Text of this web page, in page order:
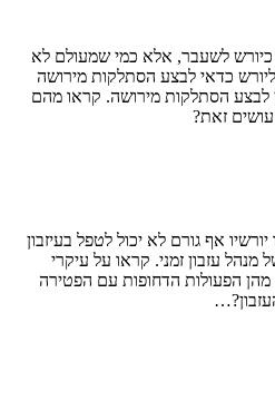
לשעבר, אלא כמי שמעולם לא
כדאי לבצע הסתלקות מירושה
לבצע הסתלקות מירושה. קראו מהם
זאת?
אף גורם לא יכול לטפל בעיזבון
מנהל עזבון זמני. קראו על עיקרי
מהן הפעולות הדחופות עם הפטירה